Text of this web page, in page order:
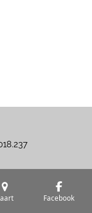
Facebook